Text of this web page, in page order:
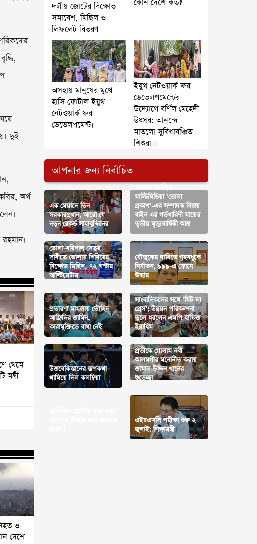
দুই
অর্থ
থেমে
ও
দেশে
দলীয় জোটের বিক্ষোভ
সমাবেশ, মিছিল ও
লিফলেট বিতরণ
কোন দেশে কত?
অসহায় মানুষের মুখে
হাসি ফোটাল ইয়ুথ
নেটওয়ার্ক ফর
ডেভেলপমেন্ট।
ইয়ুথ নেটওয়ার্ক ফর
ডেভেলপমেন্টের
উদ্যোগে বর্ণিল মেহেদী
উৎসব: আনন্দে
মাতলো সুবিধাবঞ্চিত
শিশুরা।।
আপনার জন্য নির্বাচিত
এক মেয়াদে তিন
সরকারপ্রধান, আরো যে
নতুন রেকর্ড সাহাবুদ্দিনের
ভোলার জনপ্রিয়
মাল্টিমিডিয়া ‘ভোলা
প্রকাশ’-এর সম্পাদক বিজয়
বাইন এর গর্ভধারিণী মায়ের
তৃতীয় মৃত্যুবার্ষিকী আজ
ভোলা-বরিশাল সেতুর
দাবীতে ভোলায় শিবিরের
বিক্ষোভ মিছিল, ৭২ ঘণ্টার
আল্টিমেটাম
যৌতুকের দাবিতে গৃহবধূকে
নির্যাতন, ৯৯৯-এ ফোনে
উদ্ধার
প্রতারণা মামলায় তৌহিদ
আফ্রিদির জামিন,
কারামুক্তিতে বাধা নেই
বোরহানউদ্দিনে
সাংবাদিকদের সঙ্গে ‘মিট দ্য
প্রেস’; উন্নয়ন পরিকল্পনা
তুলে ধরলেন এমপি হাফিজ
ইব্রাহিম
উজবেকিস্তানের রূপকথা
থামিয়ে দিল কলম্বিয়া
ভোলা ১ আসনে ধানের শীষ
প্রতীকে গোলাম নবী
আলমগীর মনোনীত করায়
জামাল উদ্দিন খানের
শুভেচ্ছা
এইচএসসি পরীক্ষা শুরু ২
জুলাই: শিক্ষামন্ত্রী